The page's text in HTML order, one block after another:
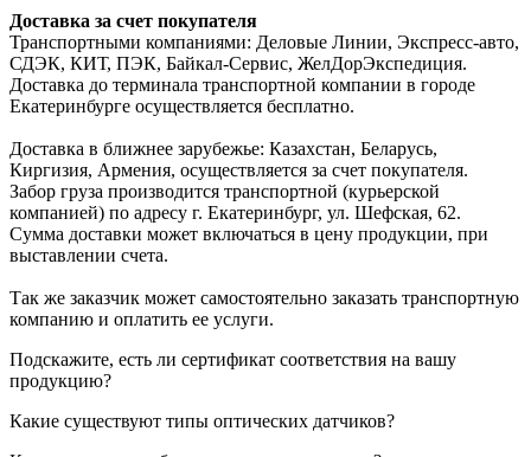
Доставка за счет покупателя
Транспортными компаниями: Деловые Линии, Экспресс-авто,
СДЭК, КИТ, ПЭК, Байкал-Сервис, ЖелДорЭкспедиция.
Доставка до терминала транспортной компании в городе
Екатеринбурге осуществляется бесплатно.
Доставка в ближнее зарубежье: Казахстан, Беларусь,
Киргизия, Армения, осуществляется за счет покупателя.
Забор груза производится транспортной (курьерской
компанией) по адресу г. Екатеринбург, ул. Шефская, 62.
Сумма доставки может включаться в цену продукции, при
выставлении счета.
Так же заказчик может самостоятельно заказать транспортную
компанию и оплатить ее услуги.
Подскажите, есть ли сертификат соответствия на вашу
продукцию?
Какие существуют типы оптических датчиков?